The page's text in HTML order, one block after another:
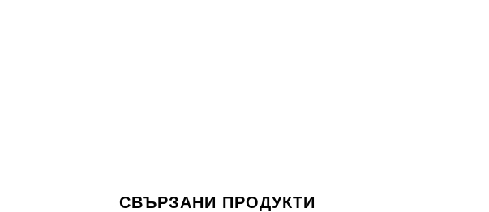
СВЪРЗАНИ ПРОДУКТИ